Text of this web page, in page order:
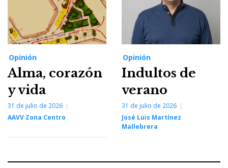
Opinión
Alma, corazón
y vida
31 de julio de 2026
AAVV Zona Centro
Opinión
Indultos de
verano
31 de julio de 2026
José Luis Martínez
Mallebrera